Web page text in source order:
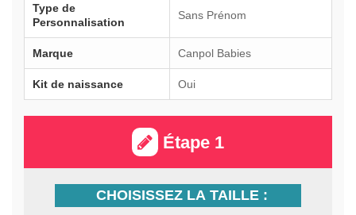
Type de
Personnalisation
Sans Prénom
Marque Canpol Babies
Kit de naissance Oui
Étape 1
CHOISISSEZ LA TAILLE :